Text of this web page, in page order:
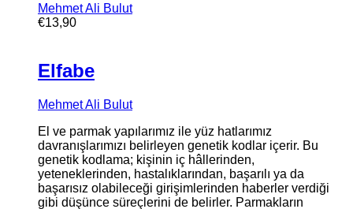
Mehmet Ali Bulut
€13,90
Elfabe
Mehmet Ali Bulut
El ve parmak yapılarımız ile yüz hatlarımız
davranışlarımızı belirleyen genetik kodlar içerir. Bu
genetik kodlama; kişinin iç hâllerinden,
yeteneklerinden, hastalıklarından, başarılı ya da
başarısız olabileceği girişimlerinden haberler verdiği
gibi düşünce süreçlerini de belirler. Parmakların